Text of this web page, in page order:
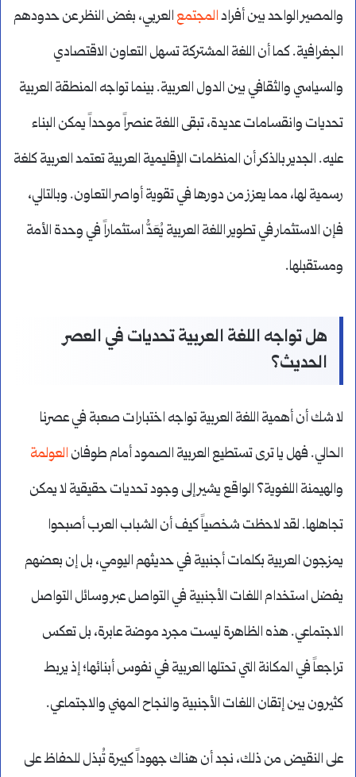
والمصير الواحد بين أفرادالمجتمع العربي، بغض النظر عن حدودهم
الجغرافية. كما أن اللغة المشتركة تسهل التعاون الاقتصادي
والسياسي والثقافي بين الدول العربية. بينما تواجه المنطقة العربية
تحديات وانقسامات عديدة، تبقى اللغة عنصراً موحداً يمكن البناء
عليه. الجدير بالذكر أن المنظمات الإقليمية العربية تعتمد العربية كلغة
رسمية لها، مما يعزز من دورها في تقوية أواصر التعاون. وبالتالي،
فإن الاستثمار في تطوير اللغة العربية يُعَدُّ استثماراً في وحدة الأمة
ومستقبلها.
هل تواجه اللغة العربية تحديات في العصر
الحديث؟
لا شك أن أهمية اللغة العربية تواجه اختبارات صعبة في عصرنا
الحالي. فهل يا ترى تستطيع العربية الصمود أمام طوفان العولمة
والهيمنة اللغوية؟ الواقع يشير إلى وجود تحديات حقيقية لا يمكن
تجاهلها. لقد لاحظت شخصياً كيف أن الشباب العرب أصبحوا
يمزجون العربية بكلمات أجنبية في حديثهم اليومي، بل إن بعضهم
يفضل استخدام اللغات الأجنبية في التواصل عبر وسائل التواصل
الاجتماعي. هذه الظاهرة ليست مجرد موضة عابرة، بل تعكس
تراجعاً في المكانة التي تحتلها العربية في نفوس أبنائها؛ إذ يربط
كثيرون بين إتقان اللغات الأجنبية والنجاح المهني والاجتماعي.
على النقيض من ذلك، نجد أن هناك جهوداً كبيرة تُبذل للحفاظ على